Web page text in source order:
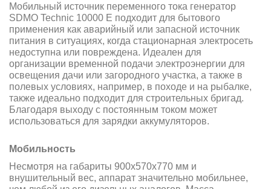
Мобильный источник переменного тока генератор
SDMO Technic 10000 E подходит для бытового
применения как аварийный или запасной источник
питания в ситуациях, когда стационарная электросеть
недоступна или повреждена. Идеален для
организации временной подачи электроэнергии для
освещения дачи или загородного участка, а также в
полевых условиях, например, в походе и на рыбалке,
также идеально подходит для строительных бригад.
Благодаря выходу с постоянным током может
использоваться для зарядки аккумуляторов.
Мобильность
Несмотря на габариты 900x570x770 мм и
внушительный вес, аппарат значительно мобильнее,